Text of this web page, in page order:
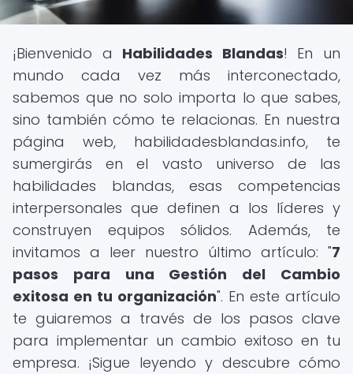
¡Bienvenido a Habilidades Blandas! En un
mundo cada vez más interconectado,
sabemos que no solo importa lo que sabes,
sino también cómo te relacionas. En nuestra
página web, habilidadesblandas.info, te
sumergirás en el vasto universo de las
habilidades blandas, esas competencias
interpersonales que definen a los líderes y
construyen equipos sólidos. Además, te
invitamos a leer nuestro último artículo: "7
pasos para una Gestión del Cambio
exitosa en tu organización". En este artículo
te guiaremos a través de los pasos clave
para implementar un cambio exitoso en tu
empresa. ¡Sigue leyendo y descubre cómo